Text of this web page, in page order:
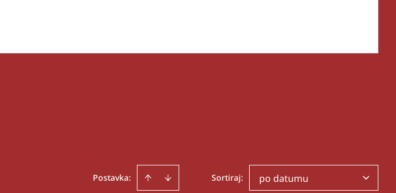
Postavka: Sortiraj: po datumu